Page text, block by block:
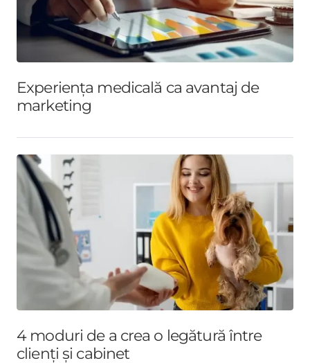
Experiența medicală ca avantaj de
marketing
4 moduri de a crea o legătură între
clienți și cabinet